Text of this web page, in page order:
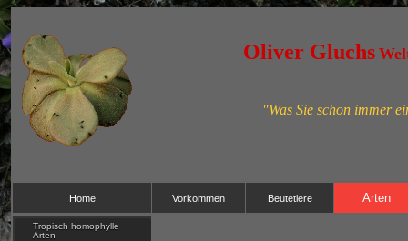
Oliver Gluchs
"Was Sie schon immer
Home Vorkommen Beutetiere Arten
Tropisch homophylle
Arten